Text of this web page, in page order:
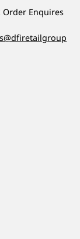
Order Enquires